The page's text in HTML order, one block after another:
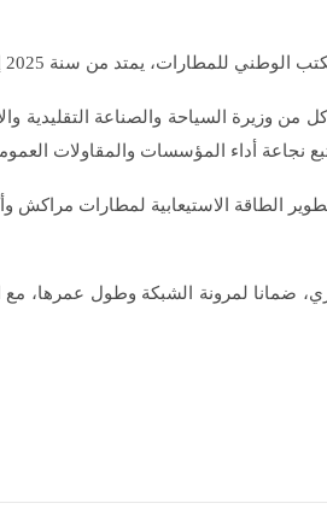
2030، بقيمة استثمارية إجمالية تبلغ 38 مليار درهم.
السياحة والصناعة التقليدية
نجاعة أداء المؤسسات والمقاولات
العقاري، ضمانا لمرونة الشبكة